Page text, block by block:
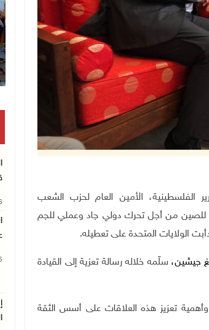
التحرير الفلسطينية، الأمين العام لحزب الشعب
للصين من أجل تحرك دولي جاد وعملي للجم
الولايات المتحدة على تعطيله.
جيشين، سلّمه خلاله رسالة تعزية إلى القيادة
تعزيز هذه العلاقات على أسس الثقة
انتشال رفات شهيد